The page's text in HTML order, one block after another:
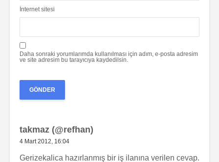
İnternet sitesi
Daha sonraki yorumlarımda kullanılması için adım, e-posta adresim
ve site adresim bu tarayıcıya kaydedilsin.
takmaz (@refhan)
4 Mart 2012, 16:04
Gerizekalica hazırlanmış bir iş ilanına verilen cevap.